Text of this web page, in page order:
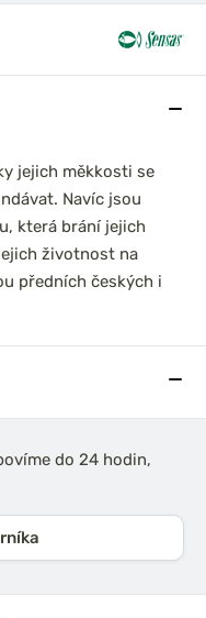
jejich měkkosti se
Navíc jsou
která brání jejich
životnost na
předních českých i
do 24 hodin,